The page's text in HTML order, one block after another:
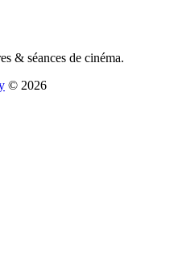
& séances de cinéma.
© 2026